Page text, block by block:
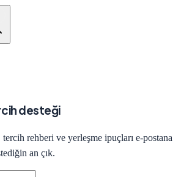
desteği
tercih rehberi ve yerleşme ipuçları e-postana
an çık.